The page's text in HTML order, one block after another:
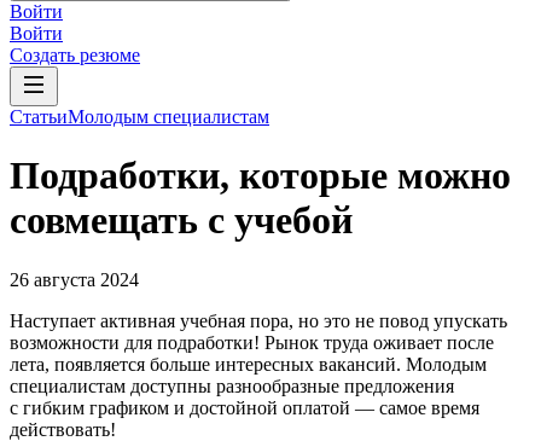
Войти
Войти
Создать резюме
СтатьиМолодым специалистам
Подработки, которые можно
совмещать с учебой
26 августа 2024
Наступает активная учебная пора, но это не повод упускать
возможности для подработки! Рынок труда оживает после
лета, появляется больше интересных вакансий. Молодым
специалистам доступны разнообразные предложения
с гибким графиком и достойной оплатой — самое время
действовать!